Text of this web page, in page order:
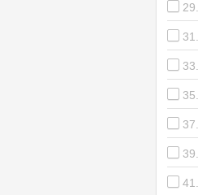
29.
31.
33.
35.
37.
39.
41.